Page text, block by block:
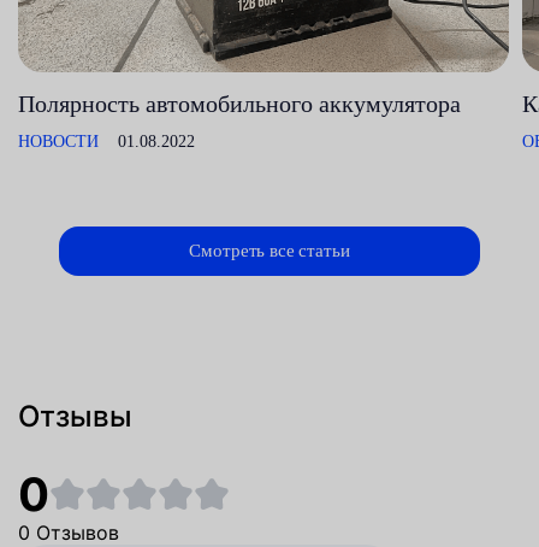
Полярность автомобильного аккумулятора
НОВОСТИ 01.08.2022
Смотреть все статьи
Отзывы
0
0 Отзывов